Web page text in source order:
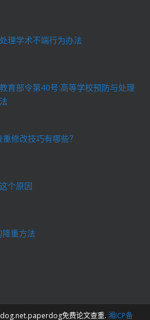
理学术不端行为办法
育部令第40号:高等学校预防与处理
修改技巧有哪些？
个原因
重方法
免费论文查重. 湘ICP备